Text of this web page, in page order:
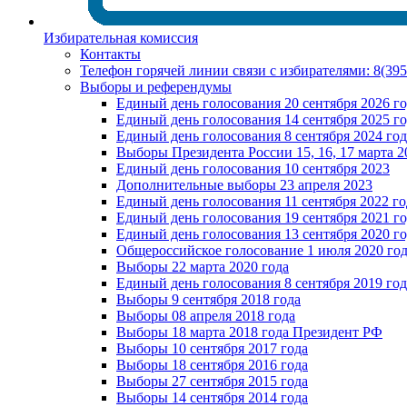
Избирательная комиссия
Контакты
Телефон горячей линии связи с избирателями:
Выборы и референдумы
Единый день голосования 20 сентября 2026
Единый день голосования 14 сентября 2025
Единый день голосования 8 сентября 2024
Выборы Президента России 15, 16, 17 марта
Единый день голосования 10 сентября 2023
Дополнительные выборы 23 апреля 2023
Единый день голосования 11 сентября 2022
Единый день голосования 19 сентября 2021
Единый день голосования 13 сентября 2020
Общероссийское голосование 1 июля 2020
Выборы 22 марта 2020 года
Единый день голосования 8 сентября 2019
Выборы 9 сентября 2018 года
Выборы 08 апреля 2018 года
Выборы 18 марта 2018 года Президент РФ
Выборы 10 сентября 2017 года
Выборы 18 сентября 2016 года
Выборы 27 сентября 2015 года
Выборы 14 сентября 2014 года